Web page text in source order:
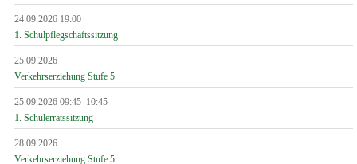
24.09.2026 19:00
1. Schulpflegschaftssitzung
25.09.2026
Verkehrserziehung Stufe 5
25.09.2026 09:45–10:45
1. Schülerratssitzung
28.09.2026
Verkehrserziehung Stufe 5